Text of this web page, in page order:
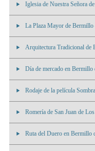
Iglesia de Nuestra Señora
La Plaza Mayor de Bermillo
Arquitectura Tradicional de
Día de mercado en Bermillo
Rodaje de la película
Romería de San Juan de
Ruta del Duero en Bermillo